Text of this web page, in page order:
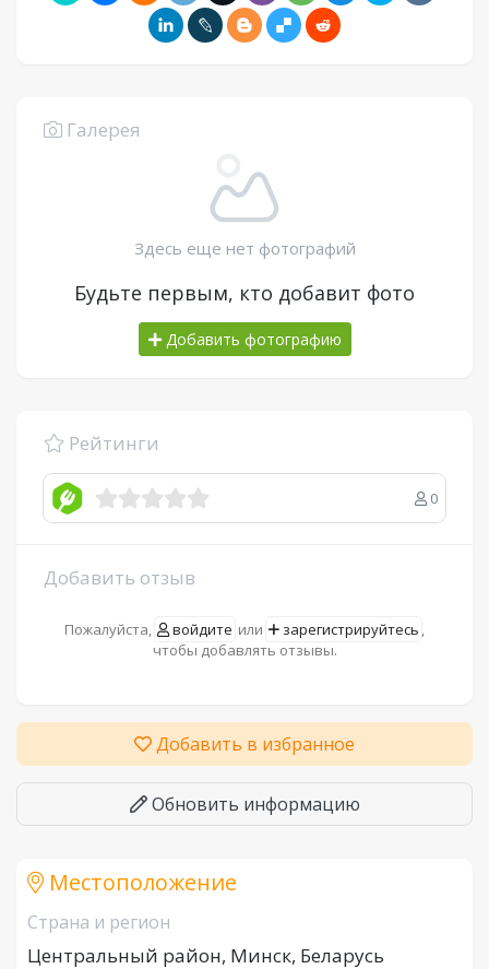
Галерея
Здесь еще нет фотографий
Будьте первым, кто добавит фото
Добавить фотографию
Рейтинги
0
Добавить отзыв
Пожалуйста, войдите или зарегистрируйтесь ,
чтобы добавлять отзывы.
Добавить в избранное
Обновить информацию
Местоположение
Страна и регион
Центральный район, Минск, Беларусь